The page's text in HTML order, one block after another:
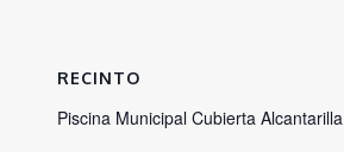
RECINTO
Piscina Municipal Cubierta Alcantarilla